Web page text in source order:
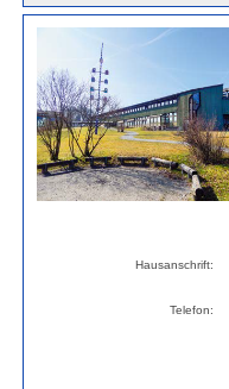
Hausanschrift:
Telefon: